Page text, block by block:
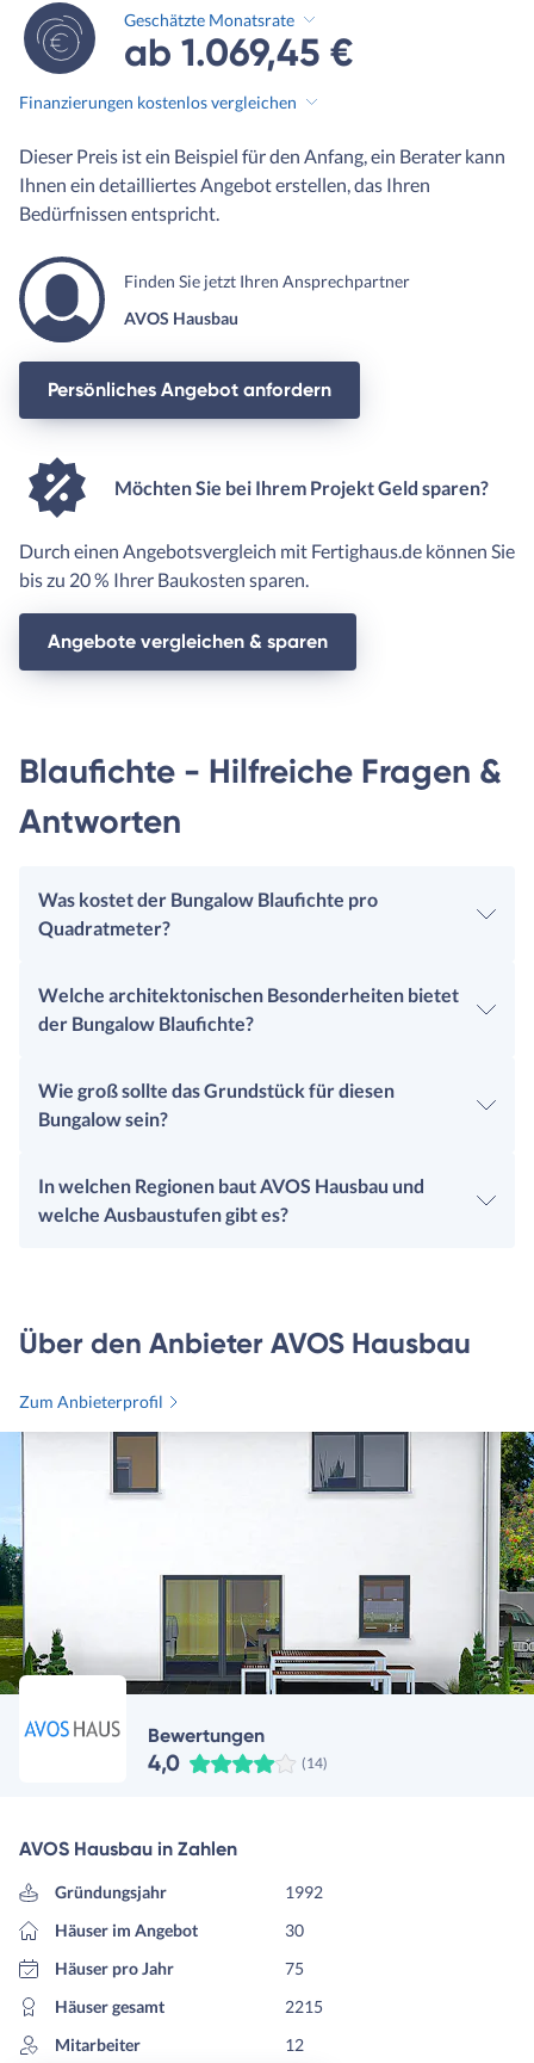
Geschätzte Monatsrate
ab 1.069,45 €
Finanzierungen kostenlos vergleichen
Dieser Preis ist ein Beispiel für den Anfang, ein Berater kann
Ihnen ein detailliertes Angebot erstellen, das Ihren
Bedürfnissen entspricht.
Finden Sie jetzt Ihren Ansprechpartner
AVOS Hausbau
Persönliches Angebot anfordern
Möchten Sie bei Ihrem Projekt Geld sparen?
Durch einen Angebotsvergleich mit Fertighaus.de können Sie
bis zu 20 % Ihrer Baukosten sparen.
Angebote vergleichen & sparen
Blaufichte - Hilfreiche Fragen &
Antworten
Was kostet der Bungalow Blaufichte pro
Quadratmeter?
Welche architektonischen Besonderheiten bietet
der Bungalow Blaufichte?
Wie groß sollte das Grundstück für diesen
Bungalow sein?
In welchen Regionen baut AVOS Hausbau und
welche Ausbaustufen gibt es?
Über den Anbieter AVOS Hausbau
Zum Anbieterprofil
Bewertungen
4,0 (14)
AVOS Hausbau in Zahlen
Gründungsjahr
1992
Häuser im Angebot
30
Häuser pro Jahr
75
Häuser gesamt
2215
Mitarbeiter
12